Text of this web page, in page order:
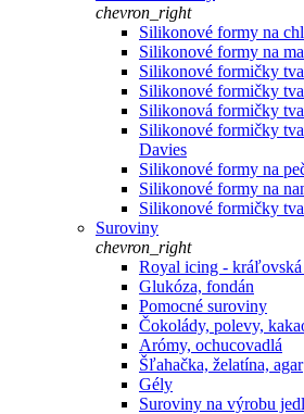
chevron_right
Silikonové formy na
Silikonové formy na
Silikonové formičky
Silikonové formičky
Silikonová formičky
Silikonové formičky
Davies
Silikonové formy na
Silikonové formy na
Silikonové formičky
Suroviny
chevron_right
Royal icing - kráľovská
Glukóza, fondán
Pomocné suroviny
Čokolády, polevy,
Arómy, ochucovadlá
Šľahačka, želatína, agar
Gély
Suroviny na výrobu